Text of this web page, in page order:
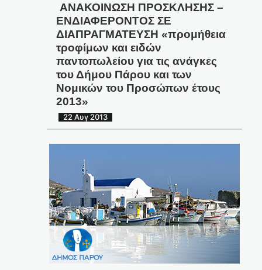
ΑΝΑΚΟΙΝΩΣΗ ΠΡΟΣΚΛΗΣΗΣ –
ΕΝΔΙΑΦΕΡΟΝΤΟΣ ΣΕ
ΔΙΑΠΡΑΓΜΑΤΕΥΣΗ «προμήθεια
τροφίμων και ειδών
παντοπωλείου για τις ανάγκες
του Δήμου Πάρου και των
Νομικών του Προσώπων έτους
2013»
22 Αυγ 2013